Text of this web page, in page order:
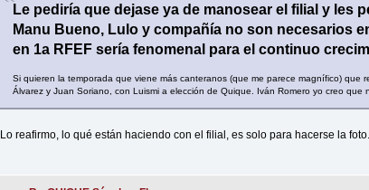
Le pediría que dejase ya de manosear el filial y les
Manu Bueno, Lulo y compañía no son necesarios
en 1a RFEF sería fenomenal para el continuo
Si quieren la temporada que viene más canteranos (que me parece magnífico) que
Álvarez y Juan Soriano, con Luismi a elección de Quique. Iván Romero yo creo que
Lo reafirmo, lo qué están haciendo con el filial, es solo para hacerse la